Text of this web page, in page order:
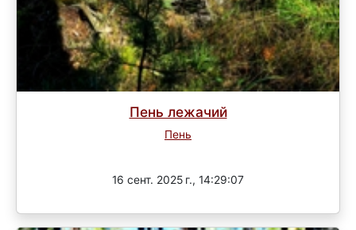
Пень лежачий
Пень
16 сент. 2025 г., 14:29:07